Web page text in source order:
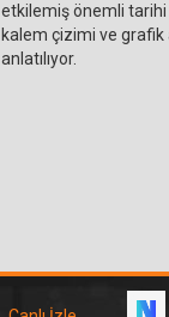
etkilemiş önemli tarihi
kalem çizimi ve
anlatılıyor.